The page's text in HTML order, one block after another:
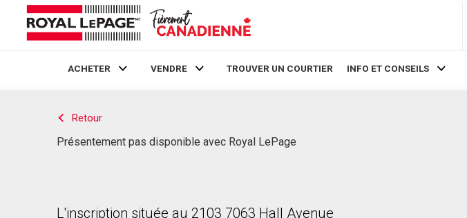
ACHETER VENDRE TROUVER UN COURTIER INFO ET CONSEILS
Retour
Présentement pas disponible avec Royal LePage
L'inscription située au 2103 7063 Hall Avenue